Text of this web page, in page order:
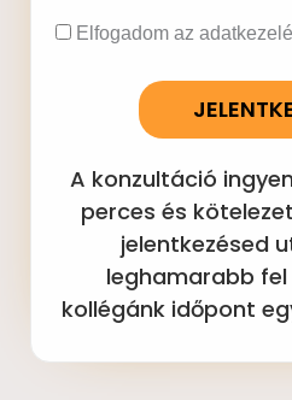
Elfogadom az
A konzultáció
perces és
jelentkezésed
leghamarabb
kollégánk időpont